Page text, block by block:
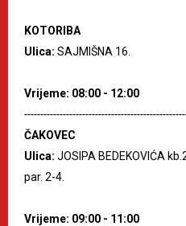
KOTORIBA
Ulica: SAJMIŠNA 16.
Vrijeme: 08:00 - 12:00
ČAKOVEC
Ulica: JOSIPA BEDEKOVIĆA
par. 2-4.
Vrijeme: 09:00 - 11:00